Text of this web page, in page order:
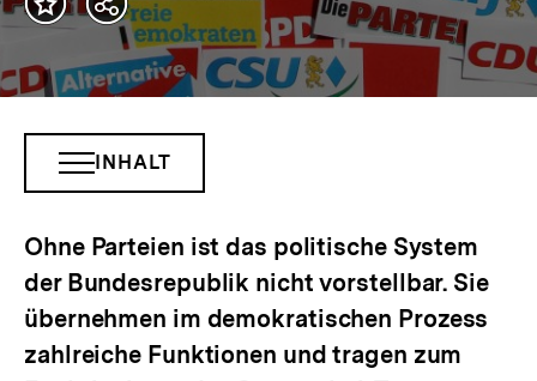
Teilen
Optionen
anzeigen
INHALTSNAVIGATION
ÖFFNEN
INHALT
Ohne Parteien ist das politische System
der Bundesrepublik nicht vorstellbar. Sie
übernehmen im demokratischen Prozess
zahlreiche Funktionen und tragen zum